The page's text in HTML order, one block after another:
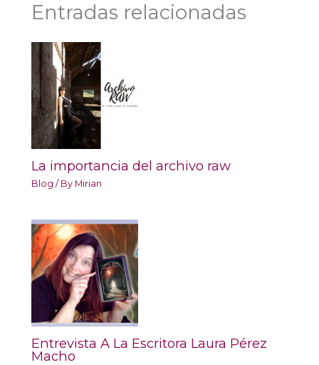
Entradas relacionadas
La importancia del archivo raw
Blog / By Mirian
Entrevista A La Escritora Laura Pérez
Macho